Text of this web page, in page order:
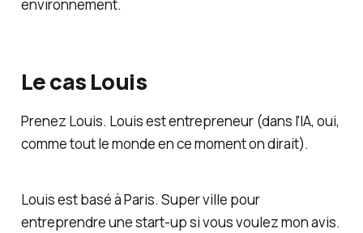
environnement.
Le cas Louis
Prenez Louis. Louis est entrepreneur (dans l'IA, oui,
comme tout le monde en ce moment on dirait).
Louis est basé à Paris. Super ville pour
entreprendre une start-up si vous voulez mon avis.